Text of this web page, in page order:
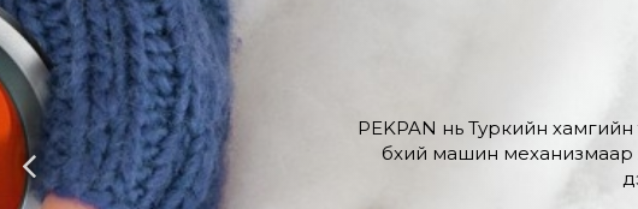
PEKPAN нь Туркийн хамгийн
бүхий машин механизмаар